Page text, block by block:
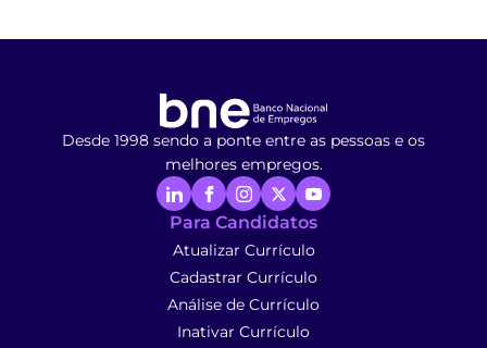
Desde 1998 sendo a ponte entre as pessoas e os
melhores empregos.
Para Candidatos
Atualizar Currículo
Cadastrar Currículo
Análise de Currículo
Inativar Currículo